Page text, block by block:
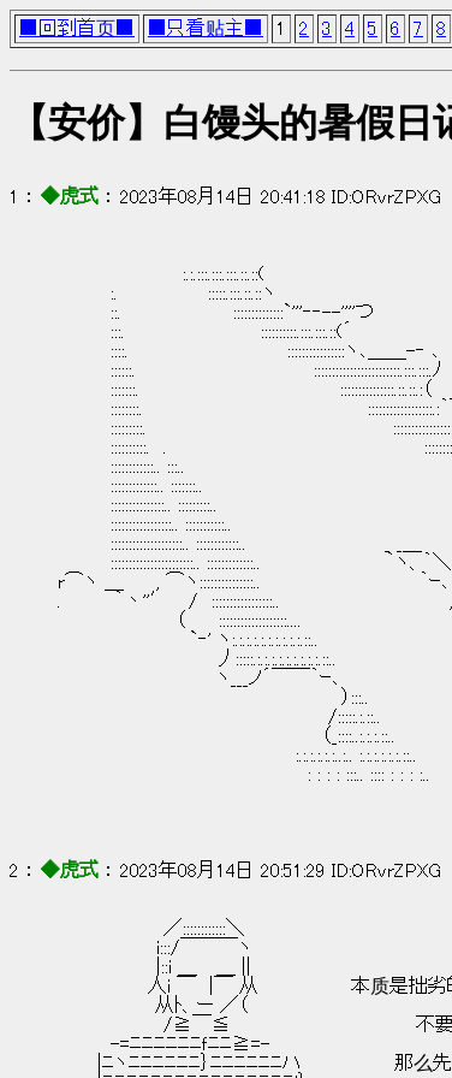
■回到首页■ ■只看贴主■ 1 2 3 4 5 6 7 8
【安价】白馒头的暑假日
1 ： ◆虎式 ： 2023年08月14日 20:41:18 ID:ORvrZPXG
:.:.:::.:::.:::.::.::(
:.　　 　 　 　 :::::.:::.::.::ヽ
::.　　　　　　　　 ::::::::::::::`'''‐‐--''''つ
:::.　　　　 　 　 　 　 ::::::::::.:::.:::.::(´
::::.　　　　　　　　　　　　::::::::::::::::ヽ､＿＿-‐ ､
::::::.　　　　　　　　　　　　　 ::::::::::::::::::::::::.:::.:::.ﾉ
:::::::.　　　　　　 　 　 　 　 　 　 :::::::::::::::.::.::.:（
::::::::.　　　　　　　　　　　　　　　　　
:::::::::.　　　　　　　　 　 　 　 　 　 　 　
::::::::::.　.　　　　　　　　　　　　　　　　　　　
::::::::::::.. :::..　　　　　　　　　　　　　　　　　　　
:::::::::::::.. :::::::..　　　　　　　　　　　　　　　　　　　
:::::::::::::::.. :::::::::..　　　　　　　　　　　　　　　　
:::::::::::::::::.. :::::::::::..　　　　　　　　　　　　　　
::::::::::::::::::::.. ::::::::::::..　　　　　　　　　　 _ _＿　　
:::::::::::::::::::::::.. :::::::::::::..　　　　　　　　　 ｀ヽ、
r⌒ヽ ＿　　 , ⌒ヽ:::::::::::::::..　　　　　　　　　　　　｀ｰ､
.　　　　｀丶''′　 /　:::::::::::::::::..　 　 　 　　　　　　
（　　 :::::::::::::::::::....　 　 　　　　　　　　 '‐
`‐' ヽ:.:.:.:.:.:.:.:.:.:.::..　　 　　　　　　　　　｀′
丿:::::.:.:.:.:.:.:.:.:.:.::..
ヽ___ノ´￣￣｀ｰ､　　　　　　　　　　　　
）:::..　　　　　　　　　　　　　　　
/:::::.:.::..
（_::::..:.:.:.::..
:.:.:.:.:.:..:.. :.:.:.:.:.:.::..
: : : : :::.. :::: : : : :..
2 ： ◆虎式 ： 2023年08月14日 20:51:29 ID:ORvrZPXG
／::::::::::::＼
i:::/￣￣￣ヽ
|::i ＿　 ＿ ||
人i ￣　|￣ 从　　　　　　　本质是拙劣
从ﾄ、ー ／（
/≧￣≦　　　　　　　　　　　　　　不要
-=ﾆﾆﾆﾆﾆﾆｆﾆﾆ≧=-
|ﾆヽﾆﾆﾆﾆﾆﾆ｝ﾆﾆﾆﾆﾆﾆハ　　　　　　　那么